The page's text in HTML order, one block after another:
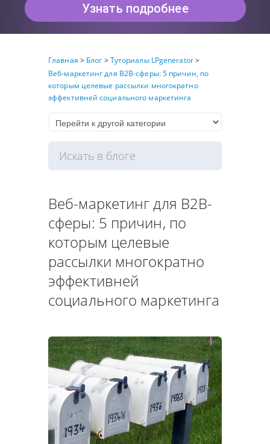
Узнать подробнее
Главная > Блог >Туториалы LPgenerator>
Веб-маркетинг для B2B-сферы: 5 причин, по
которым целевые рассылки многократно
эффективней социального маркетинга
Веб-маркетинг для B2B-
сферы: 5 причин, по
которым целевые
рассылки многократно
эффективней
социального маркетинга